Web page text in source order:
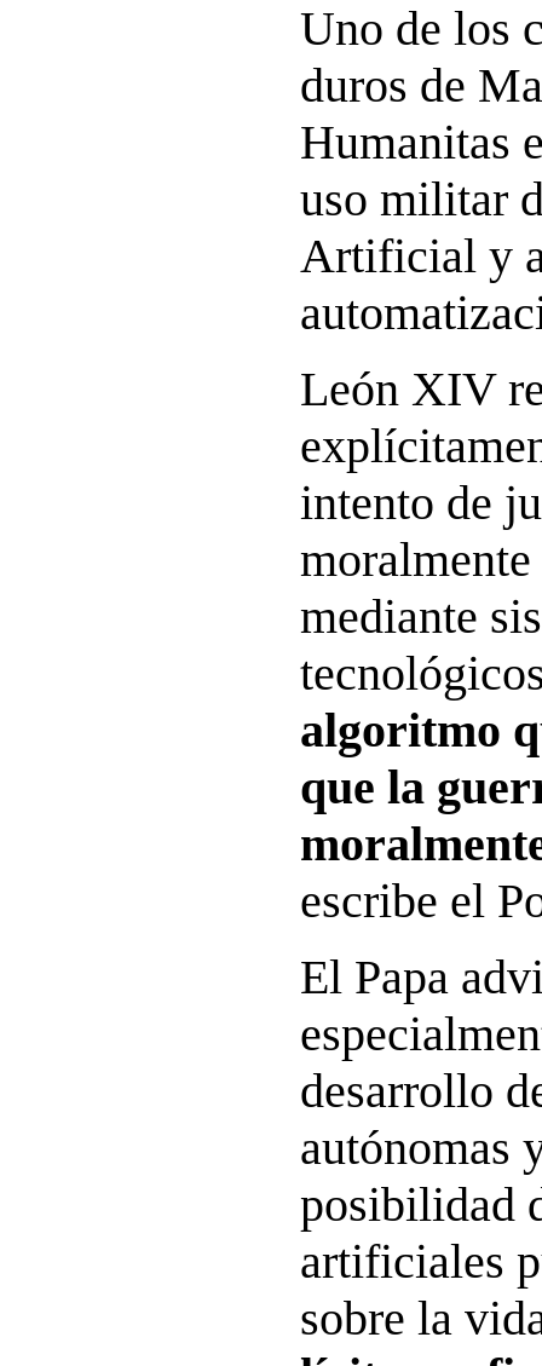
Uno de los
duros de
Humanitas
uso militar
Artificial y
León XIV
intento de
mediante
algoritmo
que la
escribe el
El Papa
desarrollo
autónomas
posibilidad
artificiales
sobre la